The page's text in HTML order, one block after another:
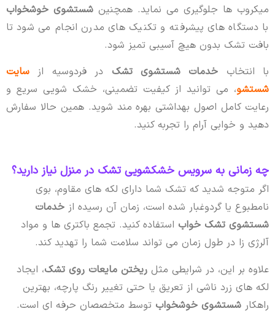
میکروب ها جلوگیری می نماید. همچنین شستشوی خوشخواب
با دستگاه های پیشرفته و تکنیک های مدرن انجام می شود تا
بافت تشک بدون هیچ آسیبی تمیز شود.
با انتخاب
خدمات شستشوی تشکدر فردوسیه از سایت
شستشو، می توانید از کیفیت تضمینی، خشک شویی سریع و
رعایت کامل اصول بهداشتی بهره مند شوید. همین حالا سفارش
دهید و خوابی آرام را تجربه کنید.
چه زمانی به سرویس خشکشویی تشک در منزل نیاز دارید؟
اگر متوجه شدید که تشک شما دارای لکه های مقاوم، بوی
نامطبوع یا گردوغبار شده است، زمان آن رسیده از خدمات
شستشوی تشک خواباستفاده کنید. تجمع باکتری ها و مواد
آلرژی زا در طول زمان می تواند سلامت شما را تهدید کند.
علاوه بر این، در شرایطی مثل ریختن مایعات روی تشک، ایجاد
لکه های زرد ناشی از تعریق یا حتی تغییر رنگ پارچه، بهترین
راهکار شستشوی خوشخوابتوسط متخصصان حرفه ای است.